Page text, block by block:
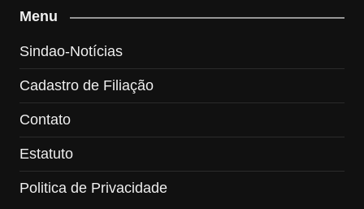
Menu
Sindao-Notícias
Cadastro de Filiação
Contato
Estatuto
Politica de Privacidade